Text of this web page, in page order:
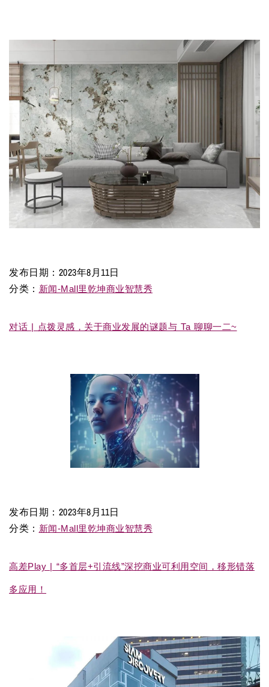
发布日期： 2023年8月11日
分类： 新闻-Mall里乾坤商业智慧秀
对话 | 点拨灵感，关于商业发展的谜题与 Ta 聊聊一二~
发布日期： 2023年8月11日
分类： 新闻-Mall里乾坤商业智慧秀
高差Play | “多首层+引流线”深挖商业可利用空间，移形错落
多应用！